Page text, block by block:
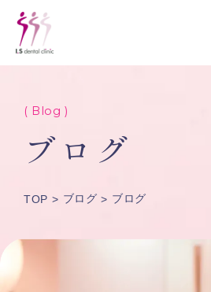
( Blog )
ブログ
TOP ブログ ブログ